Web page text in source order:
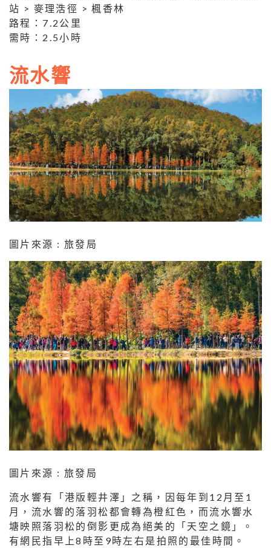
站 > 麥理浩徑 > 楓香林
路程：7.2公里
需時：2.5小時
流水響
圖片來源 : 旅發局
圖片來源 : 旅發局
流水響有「港版輕井澤」之稱，因每年到12月至1
月，流水響的落羽松都會轉為橙紅色，而流水響水
塘映照落羽松的倒影更成為絕美的「天空之鏡」。
有網民指早上8時至9時左右是拍照的最佳時間。